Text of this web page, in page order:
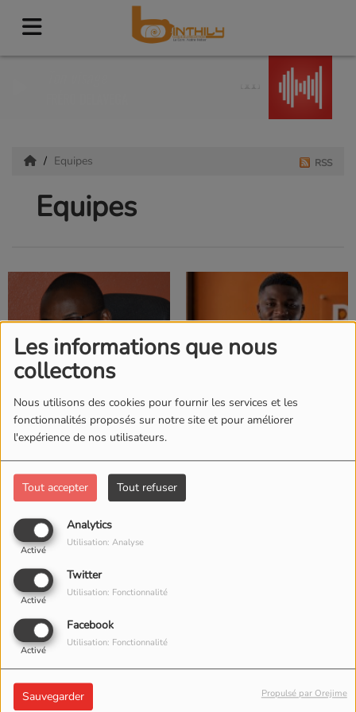
Les informations que nous
collectons
Nous utilisons des cookies pour fournir les services et les
fonctionnalités proposés sur notre site et pour améliorer
l'expérience de nos utilisateurs.
Tout accepter Tout refuser
Analytics
Activé
Utilisation: Analyse
Twitter
Activé
Utilisation: Fonctionnalité
Facebook
Activé
Utilisation: Fonctionnalité
Sauvegarder Propulsé par Orejime
Equipes
Equipes
RSS
IL Y A 1 MOIS
IBRAHIM TOURÉ